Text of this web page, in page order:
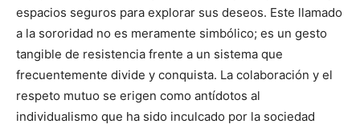
espacios seguros para explorar sus deseos. Este llamado
a la sororidad no es meramente simbólico; es un gesto
tangible de resistencia frente a un sistema que
frecuentemente divide y conquista. La colaboración y el
respeto mutuo se erigen como antídotos al
individualismo que ha sido inculcado por la sociedad